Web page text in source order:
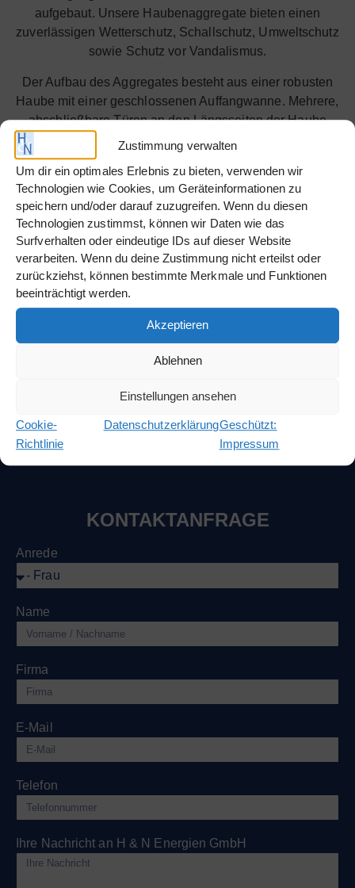
Zustimmung verwalten
Um dir ein optimales Erlebnis zu bieten, verwenden wir
Technologien wie Cookies, um Geräteinformationen zu
speichern und/oder darauf zuzugreifen. Wenn du diesen
Technologien zustimmst, können wir Daten wie das
Surfverhalten oder eindeutige IDs auf dieser Website
verarbeiten. Wenn du deine Zustimmung nicht erteilst oder
zurückziehst, können bestimmte Merkmale und Funktionen
beeinträchtigt werden.
Akzeptieren
Ablehnen
Einstellungen ansehen
Cookie-
Richtlinie
DatenschutzerklärungGeschützt:
Impressum
aufgebaut. Unsere Haubenaggregate bieten einen
zuverlässigen Wetterschutz, Schallschutz, Umweltschutz
sowie Schutz vor Vandalismus.
Der Aufbau des Aggregates besteht aus einer robusten
Haube mit einer geschlossenen Auffangwanne. Mehrere,
abschließbare Türen an den Längsseiten der Haube
gewährleisten eine leichte Zugänglichkeit für Wartung /
Die Steuerung des Stromerzeugers ist in einem
Aggregateschaltschrank eingebaut und ausgelegt für
den manuellen Start. Optionsmöglichkeiten für den
automatischen Notstrombetrieb können Sie unter
anderem dem passenden Zubehör entnehmen. Gerne
beraten wir Sie auch bei der richtigen Konfiguration der
Anlage, sodass Ihrem Einsatz nichts im Wege steht. Wir
lassen Sie nicht im Dunkeln stehen!
KONTAKTANFRAGE
Anrede
Name
Firma
E-Mail
Telefon
Ihre Nachricht an H & N Energien GmbH